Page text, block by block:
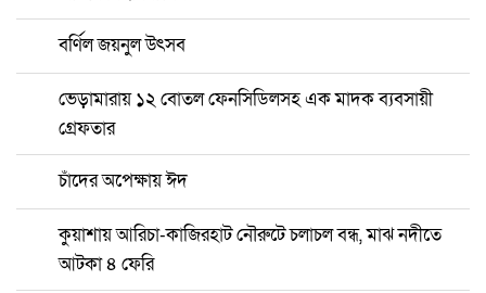
বর্ণিল জয়নুল উৎসব
ভেড়ামারায় ১২ বোতল ফেনসিডিলসহ এক মাদক ব্যবসায়ী
গ্রেফতার
চাঁদের অপেক্ষায় ঈদ
কুয়াশায় আরিচা-কাজিরহাট নৌরুটে চলাচল বন্ধ, মাঝ নদীতে
আটকা ৪ ফেরি